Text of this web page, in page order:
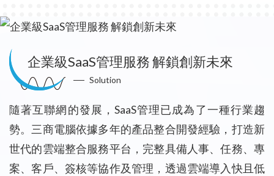
企業級SaaS管理服務 解鎖創新未來
Solution
隨著互聯網的發展，SaaS管理已成為了一種行業趨
勢。三商電腦依據多年的產品整合開發經驗，打造新
世代的雲端整合服務平台，完整具備人事、任務、專
案、客戶、簽核等協作及管理，透過雲端導入快且低